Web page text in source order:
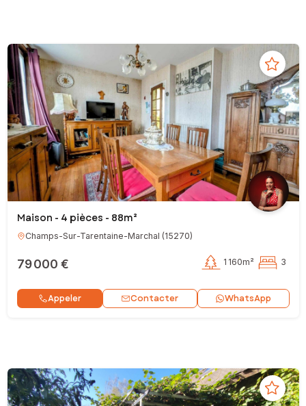
Maison - 4 pièces - 88m²
Champs-Sur-Tarentaine-Marchal (15270)
79 000 € 1 160m² 3
Appeler Contacter WhatsApp